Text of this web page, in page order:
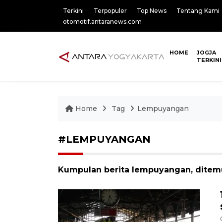
Terkini Terpopuler Top News
Tentang Kami
otomotif.antaranews.com
HOME
JOGJA
TERKINI
Home Tag Lempuyangan
#LEMPUYANGAN
Kumpulan berita lempuyangan,